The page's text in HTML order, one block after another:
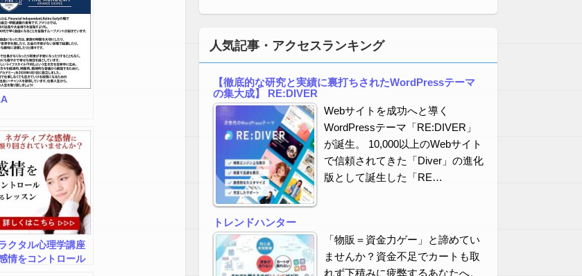
クタル心理学講座
感情をコントロール
人気記事・アクセスランキング
【徹底的な研究と実績に裏打ちされたWordPressテーマ
の集大成】 RE:DIVER
Webサイトを成功へと導く
WordPressテーマ「RE:DIVER」
が誕生。 10,000以上のWebサイト
で信頼されてきた「Diver」の進化
版として誕生した「RE…
トレンドハンター
「物販＝資金力ゲー」と諦めてい
ませんか？資金不足でカートも取
れず下積みに疲弊するあなたへ。